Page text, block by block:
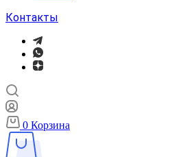
Контакты
0 Корзина